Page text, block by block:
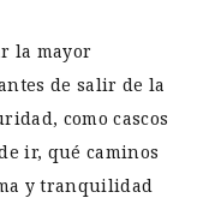
la mayor
de salir de la
como cascos
ir, qué caminos
y tranquilidad